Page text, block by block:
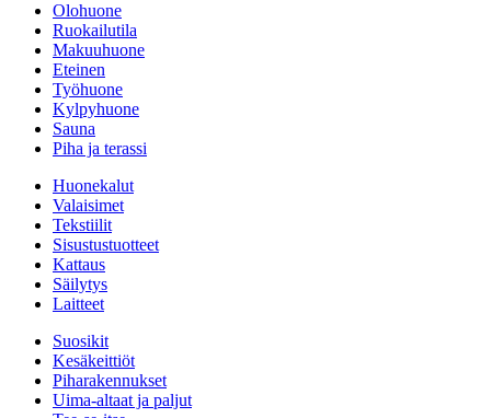
Olohuone
Ruokailutila
Makuuhuone
Eteinen
Työhuone
Kylpyhuone
Sauna
Piha ja terassi
Huonekalut
Valaisimet
Tekstiilit
Sisustustuotteet
Kattaus
Säilytys
Laitteet
Suosikit
Kesäkeittiöt
Piharakennukset
Uima-altaat ja paljut